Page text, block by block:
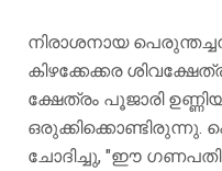
നിരാശനായ
കിഴക്കേക്കര
ക്ഷേത്രം പൂജാരി
ഒരുക്കിക്കൊണ്ടിരുന്നു.
ചോദിച്ചു, "ഈ